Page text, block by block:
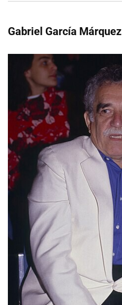
Gabriel García Márquez